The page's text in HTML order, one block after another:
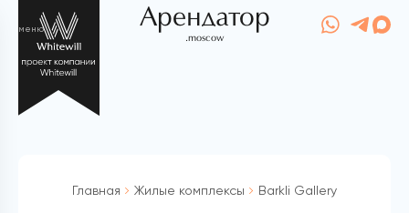
меню Арендатор
.moscow
Главная Жилые комплексы Barkli Gallery